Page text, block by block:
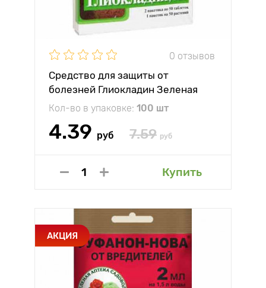
0 отзывов
Средство для защиты от
болезней Глиокладин Зеленая
Аптека
Кол-во в упаковке: 100 шт
4.39 руб 7.59 руб
Купить
АКЦИЯ